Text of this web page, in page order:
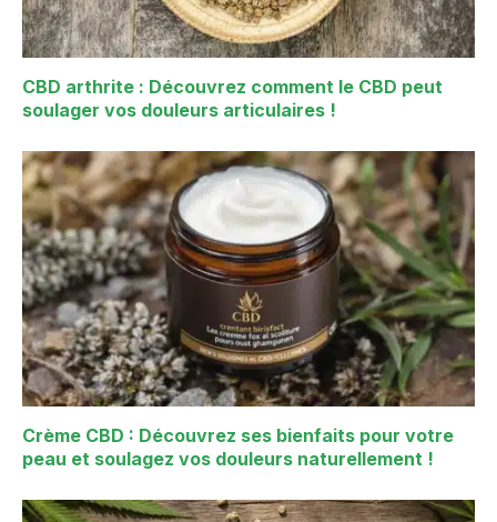
CBD arthrite : Découvrez comment le CBD peut
soulager vos douleurs articulaires !
Crème CBD : Découvrez ses bienfaits pour votre
peau et soulagez vos douleurs naturellement !